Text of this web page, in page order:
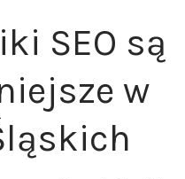
SEO są
w